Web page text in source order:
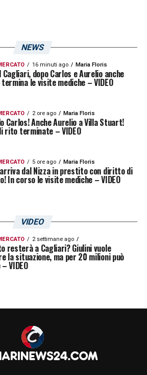
NEWS
16 minuti ago Maria Floris
Cagliari, dopo Carlos e Aurelio anche
le visite mediche – VIDEO
2 ore ago Maria Floris
Carlos! Anche Aurelio a Villa Stuart!
rito terminate – VIDEO
5 ore ago Maria Floris
dal Nizza in prestito con diritto di
In corso le visite mediche – VIDEO
VIDEO
2 settimane ago
resterà a Cagliari? Giulini vuole
la situazione, ma per 20 milioni può
VIDEO